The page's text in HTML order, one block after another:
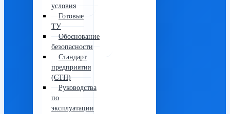
условия
Готовые
ТУ
Обоснование
безопасности
Стандарт
предприятия
(СТП)
Руководства
по
эксплуатации